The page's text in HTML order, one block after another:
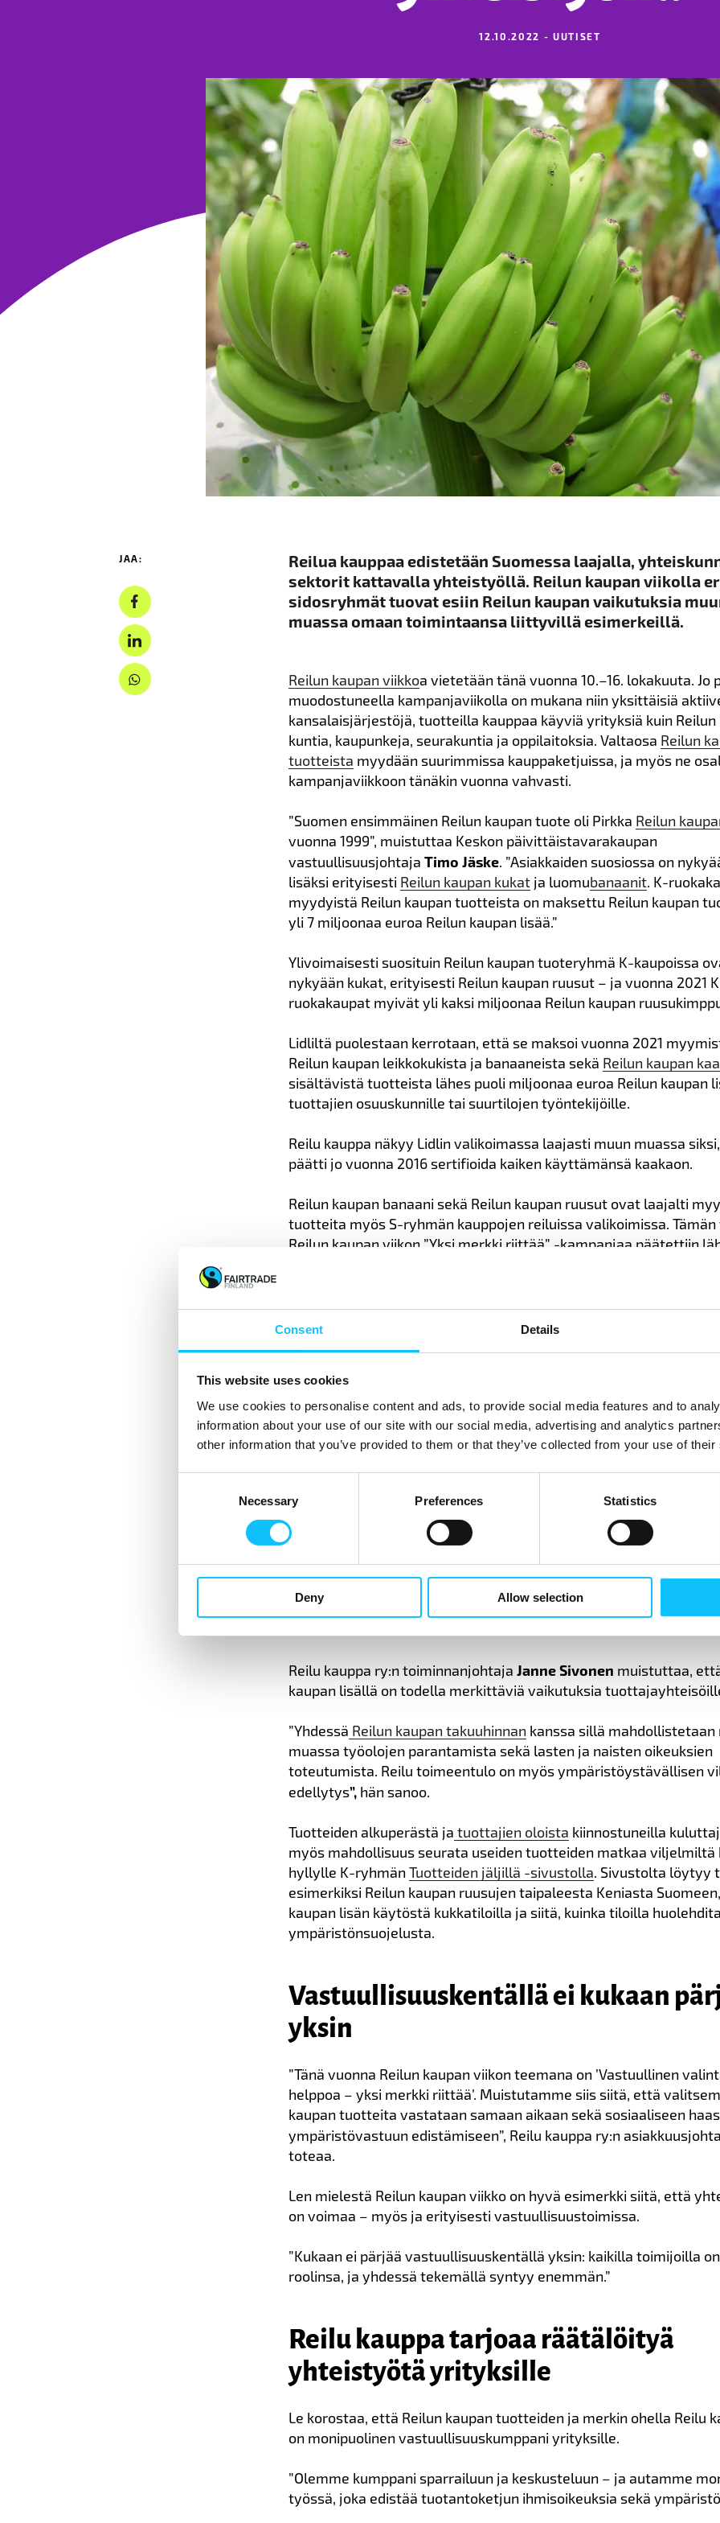
Consent Details
This website uses cookies
We use cookies to personalise content and ads, to provide social media features and to
information about your use of our site with our social media, advertising and analytics
other information that you’ve provided to them or that they’ve collected from your use of
Necessary Preferences Statistics
Deny Allow selection
12.10.2022 - UUTISET
JAA:
Reilua kauppaa edistetään Suomessa laajalla,
sektorit kattavalla yhteistyöllä. Reilun kaupan viikolla
sidosryhmät tuovat esiin Reilun kaupan vaikutuksia
muassa omaan toimintaansa liittyvillä esimerkeillä.
Reilun kaupan viikkoa vietetään tänä vuonna 10.–16. lokakuuta. Jo
muodostuneella kampanjaviikolla on mukana niin yksittäisiä
kansalaisjärjestöjä, tuotteilla kauppaa käyviä yrityksiä kuin Reilun
kuntia, kaupunkeja, seurakuntia ja oppilaitoksia. Valtaosa Reilun
tuotteista myydään suurimmissa kauppaketjuissa, ja myös ne
kampanjaviikkoon tänäkin vuonna vahvasti.
”Suomen ensimmäinen Reilun kaupan tuote oli Pirkka Reilun
vuonna 1999”, muistuttaa Keskon päivittäistavarakaupan
vastuullisuusjohtajaTimo Jäske. ”Asiakkaiden suosiossa on
lisäksi erityisesti Reilun kaupan kukat ja luomubanaanit. K-
myydyistä Reilun kaupan tuotteista on maksettu Reilun kaupan
yli 7 miljoonaa euroa Reilun kaupan lisää.”
Ylivoimaisesti suosituin Reilun kaupan tuoteryhmä K-kaupoissa
nykyään kukat, erityisesti Reilun kaupan ruusut – ja vuonna 2021
ruokakaupat myivät yli kaksi miljoonaa Reilun kaupan
Lidliltä puolestaan kerrotaan, että se maksoi vuonna 2021
Reilun kaupan leikkokukista ja banaaneista sekä Reilun kaupan
sisältävistä tuotteista lähes puoli miljoonaa euroa Reilun kaupan
tuottajien osuuskunnille tai suurtilojen työntekijöille.
Reilu kauppa näkyy Lidlin valikoimassa laajasti muun muassa
päätti jo vuonna 2016 sertifioida kaiken käyttämänsä kaakaon.
Reilun kaupan banaani sekä Reilun kaupan ruusut ovat laajalti
tuotteita myös S-ryhmän kauppojen reiluissa valikoimissa. Tämän
Reilun kaupan viikon ”Yksi merkki riittää” -kampanjaa päätettiin
Reilun kaupan lisällä on suuri
merkitys tuottajayhteisöille
Reilun kaupan lisän käytöstä päättävät tuottajat itse, mutta mitä
käytännössä saadaan aikaan?
Lidl antaa konkreettisen esimerkin Apbosmamin
Perusta: siellä Reilun kaupan lisällä on parannettu logistiikkaa,
koulutuksia, rakennettu toimistotilat sekä torjuttu niin sanottua
tautia, joka tuhoaa banaaniviljelmiä. Lisäksi hyvinvointiin on
pitkällä tähtäimellä perustamalla jalkapalloakatemia, joka tukee
osuuskuntalaisten lasten terveellisiä elämäntapoja ja kehittää
Reilu kauppa ry:n toiminnanjohtajaJanne Sivonen muistuttaa,
kaupan lisällä on todella merkittäviä vaikutuksia
”Yhdessä Reilun kaupan takuuhinnan kanssa sillä mahdollistetaan
muassa työolojen parantamista sekä lasten ja naisten oikeuksien
toteutumista. Reilu toimeentulo on myös ympäristöystävällisen
edellytys”, hän sanoo.
Tuotteiden alkuperästä ja tuottajien oloista kiinnostuneilla
myös mahdollisuus seurata useiden tuotteiden matkaa viljelmiltä
hyllylle K-ryhmänTuotteiden jäljillä -sivustolla. Sivustolta löytyy
esimerkiksi Reilun kaupan ruusujen taipaleesta Keniasta
kaupan lisän käytöstä kukkatiloilla ja siitä, kuinka tiloilla
ympäristönsuojelusta.
Vastuullisuuskentällä ei kukaan
yksin
”Tänä vuonna Reilun kaupan viikon teemana on ’Vastuullinen
helppoa – yksi merkki riittää’. Muistutamme siis siitä, että
kaupan tuotteita vastataan samaan aikaan sekä sosiaaliseen
ympäristövastuun edistämiseen”, Reilu kauppa ry:n
toteaa.
Len mielestä Reilun kaupan viikko on hyvä esimerkki siitä, että
on voimaa – myös ja erityisesti vastuullisuustoimissa.
”Kukaan ei pärjää vastuullisuuskentällä yksin: kaikilla toimijoilla
roolinsa, ja yhdessä tekemällä syntyy enemmän.”
Reilu kauppa tarjoaa räätälöityä
yhteistyötä yrityksille
Le korostaa, että Reilun kaupan tuotteiden ja merkin ohella Reilu
on monipuolinen vastuullisuuskumppani yrityksille.
”Olemme kumppani sparrailuun ja keskusteluun – ja autamme
työssä, joka edistää tuotantoketjun ihmisoikeuksia sekä